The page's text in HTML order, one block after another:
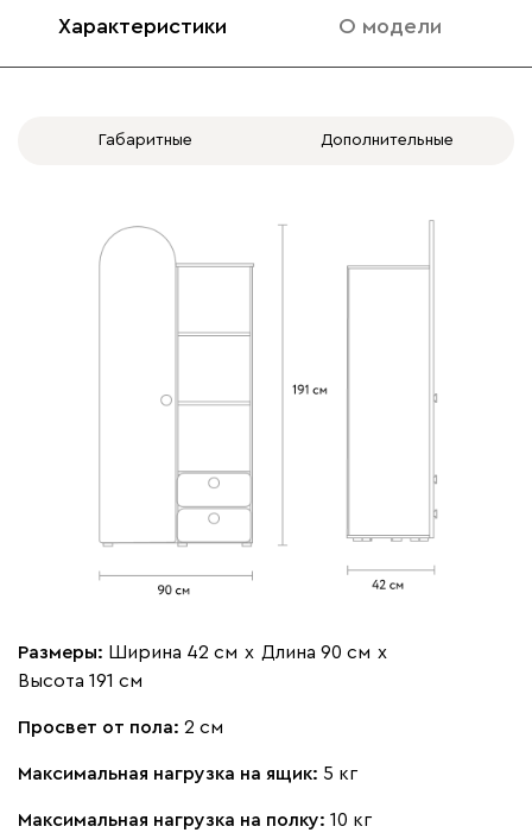
Характеристики О модели
Габаритные Дополнительные
Размеры: Ширина 42 см х Длина 90 см х
Высота 191 см
Просвет от пола: 2 см
Максимальная нагрузка на ящик: 5 кг
Максимальная нагрузка на полку: 10 кг